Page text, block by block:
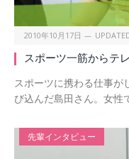
2010年10月17日
スポーツ一筋からテ
スポーツに携わる仕事が
び込んだ島田さん。女
先輩インタビュー